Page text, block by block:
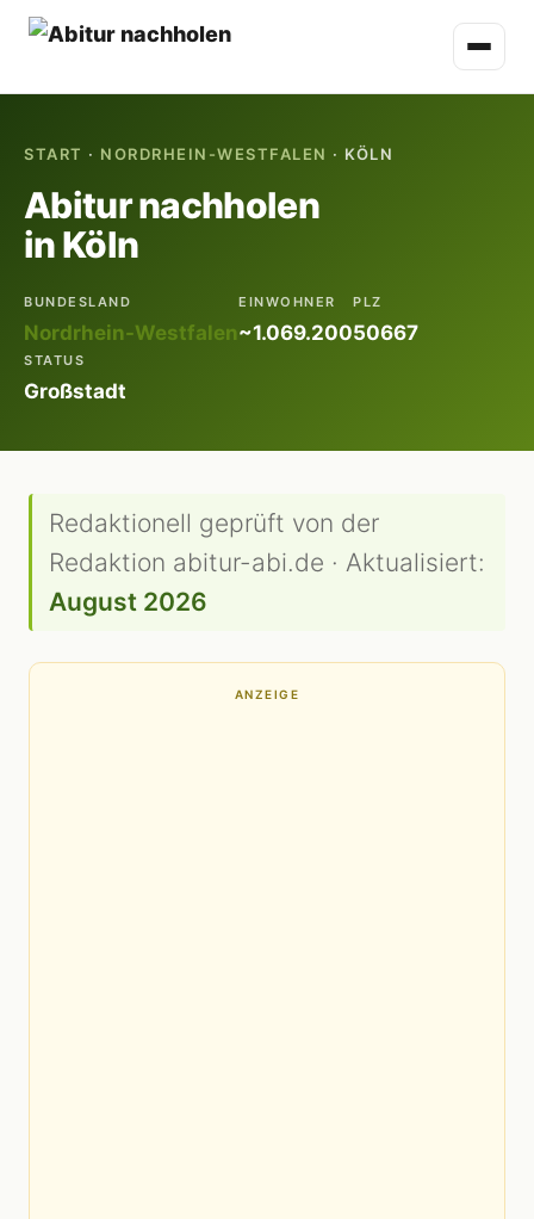
START · NORDRHEIN-WESTFALEN · KÖLN
Abitur nachholen
in Köln
BUNDESLAND
Nordrhein-Westfalen
EINWOHNER
~1.069.200
PLZ
50667
STATUS
Großstadt
Redaktionell geprüft von der
Redaktion abitur-abi.de · Aktualisiert:
August 2026
ANZEIGE